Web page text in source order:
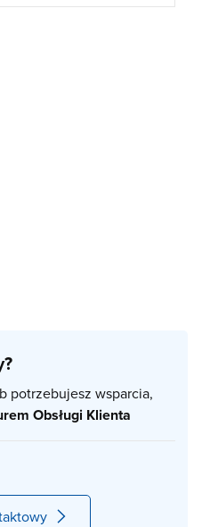
potrzebujesz wsparcia,
Obsługi Klienta